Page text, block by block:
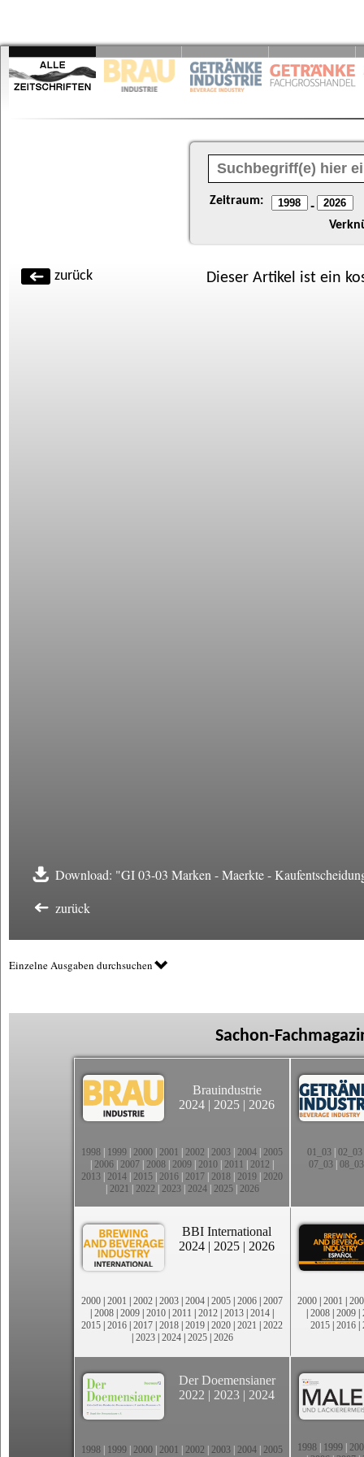
Zeitraum: -
zurück Dieser Artikel ist ein
Download: "GI 03-03 Marken - Maerkte -
zurück
Einzelne Ausgaben durchsuchen
Sachon-
Brauindustrie
2024 | 2025 | 2026
1998 1999 2000 2001 2002 2003 2004 2005
2006 2007 2008 2009 2010 2011 2012
2013 2014 2015 2016 2017 2018 2019 2020
2021 2022 2023| 2024| 2025| 2026
01_03| 02_03
07_03 08_03
BBI International
2024 | 2025 | 2026
2000 | 2001 | 2002 | 2003 | 2004 | 2005 | 2006 | 2007
| 2008 | 2009 | 2010 | 2011 | 2012 | 2013 | 2014 |
2015 | 2016 | 2017 | 2018 | 2019 | 2020 | 2021 | 2022
| 2023| 2024| 2025| 2026
2000 | 2001 |
| 2008 | 2009 |
2015 | 2016 |
Der Doemensianer
2022 | 2023 | 2024
1998 1999 2000 2001 2002 2003 2004 2005
1998 1999